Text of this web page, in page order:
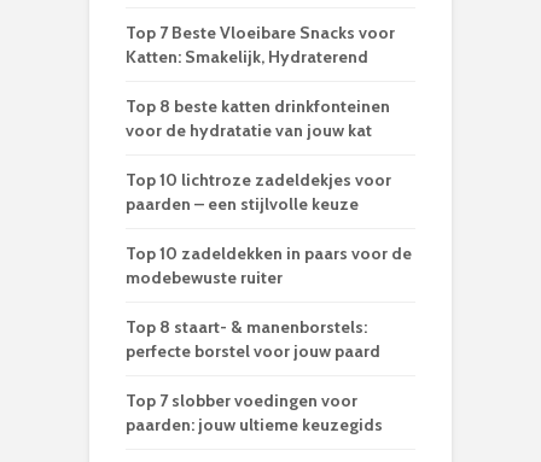
Top 7 Beste Vloeibare Snacks voor
Katten: Smakelijk, Hydraterend
Top 8 beste katten drinkfonteinen
voor de hydratatie van jouw kat
Top 10 lichtroze zadeldekjes voor
paarden – een stijlvolle keuze
Top 10 zadeldekken in paars voor de
modebewuste ruiter
Top 8 staart- & manenborstels:
perfecte borstel voor jouw paard
Top 7 slobber voedingen voor
paarden: jouw ultieme keuzegids